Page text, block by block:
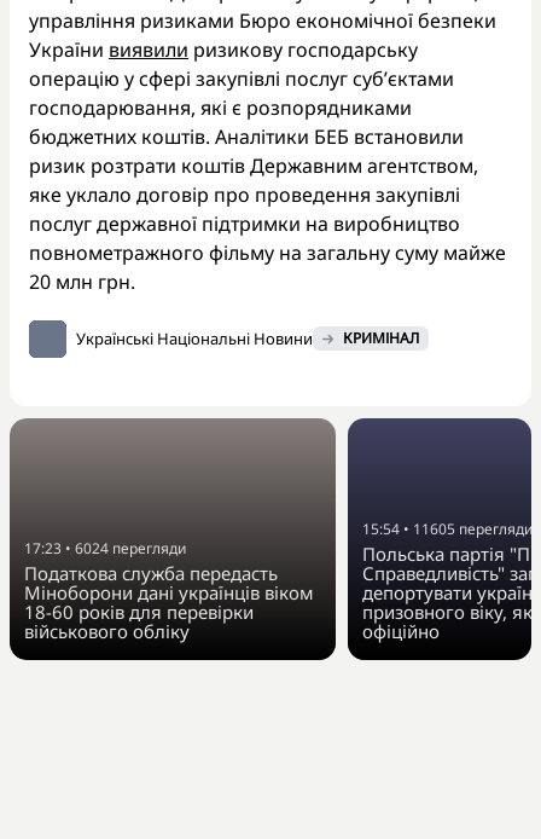
управління ризиками Бюро економічної безпеки
України виявили ризикову господарську
операцію у сфері закупівлі послуг суб’єктами
господарювання, які є розпорядниками
бюджетних коштів. Аналітики БЕБ встановили
ризик розтрати коштів Державним агентством,
яке уклало договір про проведення закупівлі
послуг державної підтримки на виробництво
повнометражного фільму на загальну суму майже
20 млн грн.
Українські Національні Новини КРИМІНАЛ
17:23 • 6024 перегляди
Податкова служба передасть
Міноборони дані українців віком
18-60 років для перевірки
військового обліку
15:54 • 11605 перегляди
Польська партія
Справедливість"
депортувати
призовного віку,
офіційно